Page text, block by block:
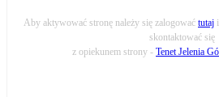
Aby aktywować stronę należy się zalogować tutaj
skontaktować się
z opiekunem strony - Tenet Jelenia